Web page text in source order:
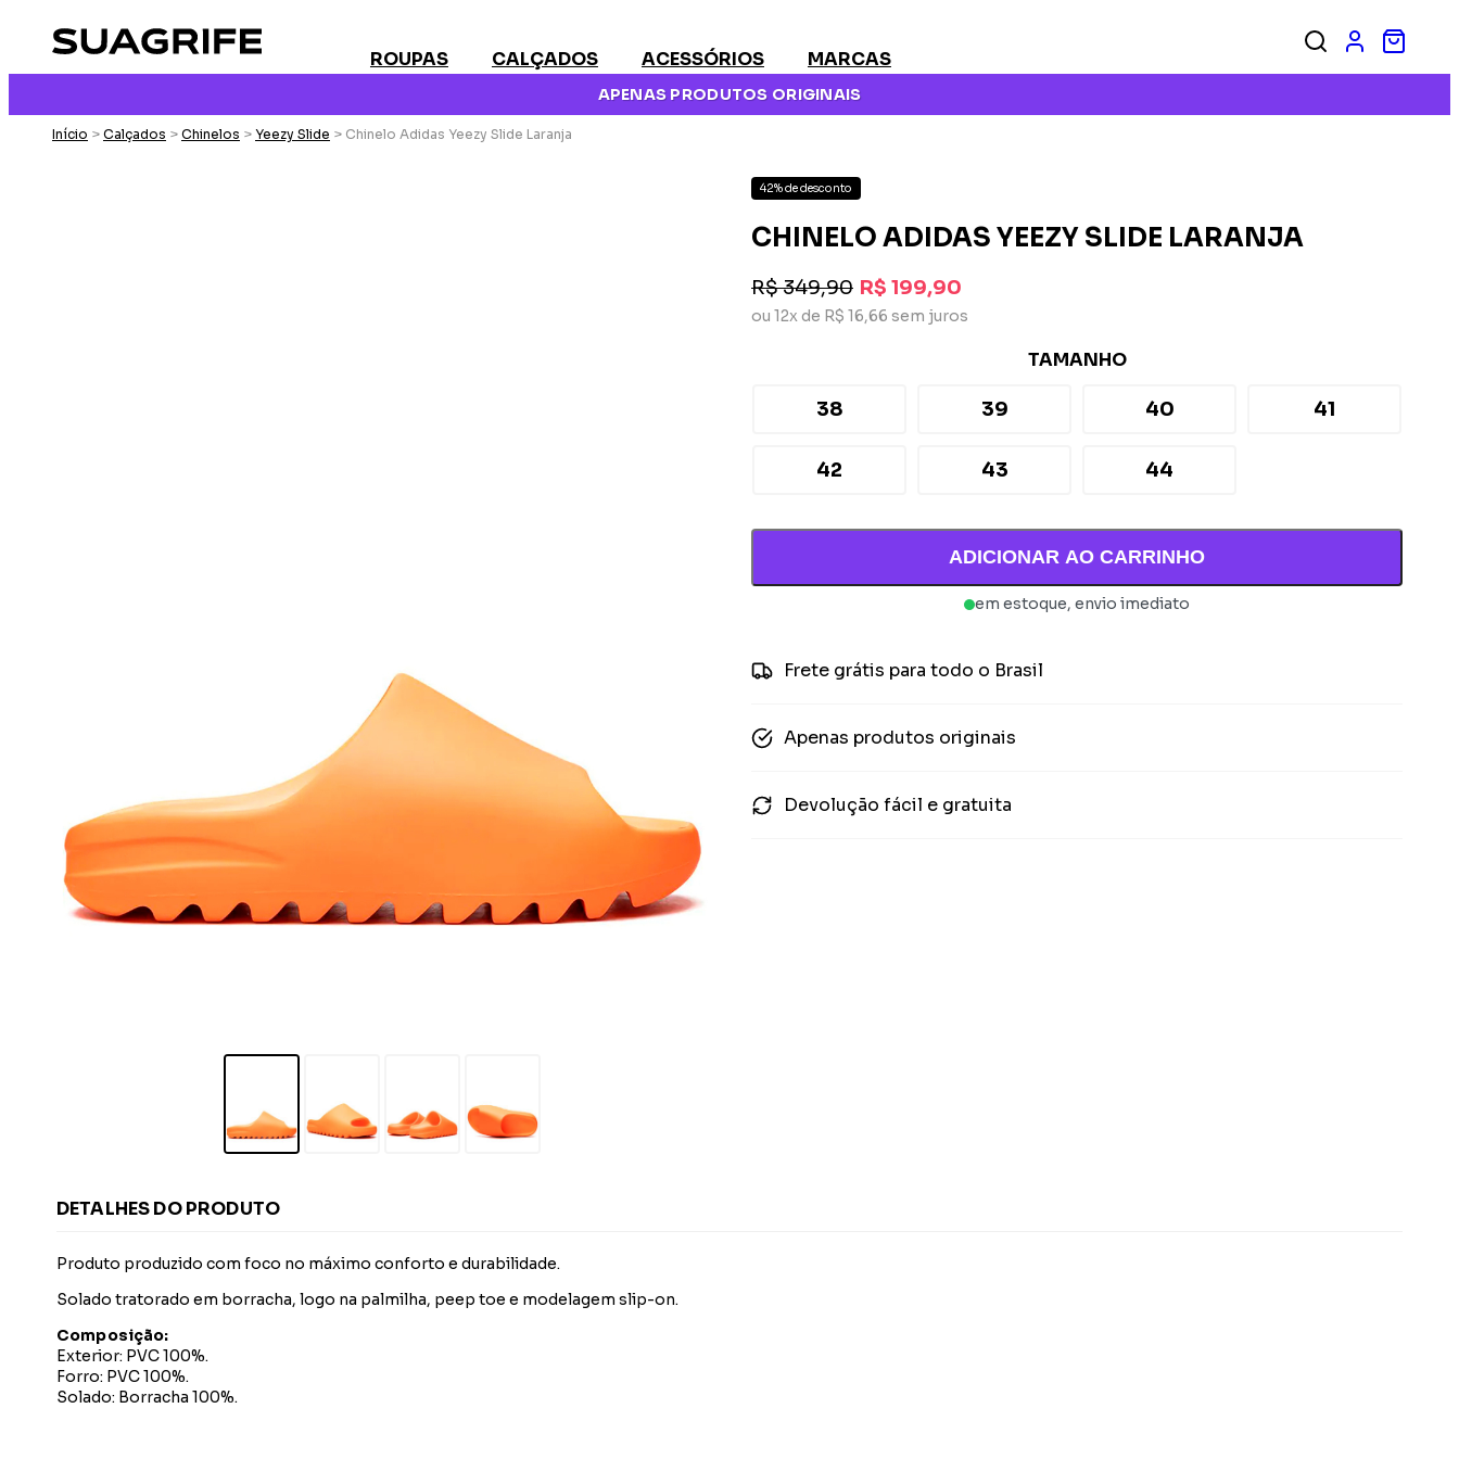
ROUPAS CALÇADOS ACESSÓRIOS MARCAS
APENAS PRODUTOS ORIGINAIS
Início > Calçados > Chinelos > Yeezy Slide > Chinelo Adidas Yeezy Slide Laranja
42% de desconto
CHINELO ADIDAS YEEZY SLIDE LARANJA
R$ 349,90 R$ 199,90
ou 12x de R$ 16,66 sem juros
TAMANHO
38 39 40 41
42 43 44
ADICIONAR AO CARRINHO
em estoque, envio imediato
Frete grátis para todo o Brasil
Apenas produtos originais
Devolução fácil e gratuita
DETALHES DO PRODUTO
Produto produzido com foco no máximo conforto e durabilidade.
Solado tratorado em borracha, logo na palmilha, peep toe e modelagem slip-on.
Composição:
Exterior: PVC 100%.
Forro: PVC 100%.
Solado: Borracha 100%.